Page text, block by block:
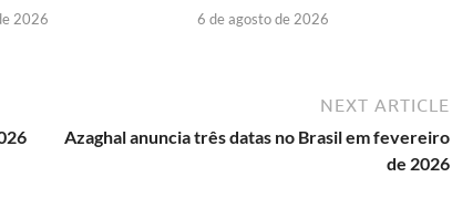
2026 6 de agosto de 2026
NEXT ARTICLE
Azaghal anuncia três datas no Brasil em fevereiro
de 2026